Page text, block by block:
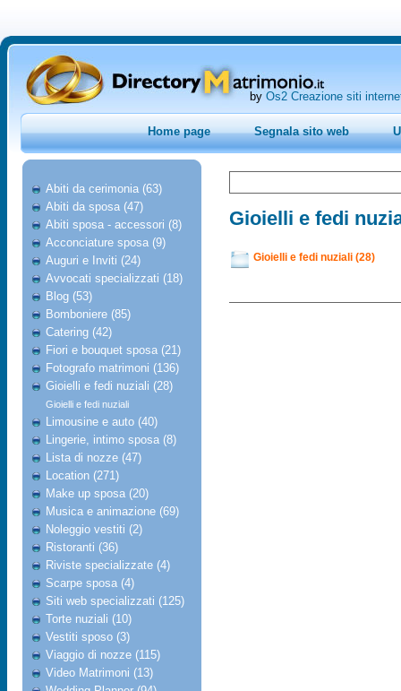
by Os2 Creazione siti
Home page Segnala sito web
Abiti da cerimonia (63)
Abiti da sposa (47)
Abiti sposa - accessori (8)
Acconciature sposa (9)
Auguri e Inviti (24)
Avvocati specializzati (18)
Blog (53)
Bomboniere (85)
Catering (42)
Fiori e bouquet sposa (21)
Fotografo matrimoni (136)
Gioielli e fedi nuziali (28)
Gioielli e fedi nuziali
Limousine e auto (40)
Lingerie, intimo sposa (8)
Lista di nozze (47)
Location (271)
Make up sposa (20)
Musica e animazione (69)
Noleggio vestiti (2)
Ristoranti (36)
Riviste specializzate (4)
Scarpe sposa (4)
Siti web specializzati (125)
Torte nuziali (10)
Vestiti sposo (3)
Viaggio di nozze (115)
Video Matrimoni (13)
Gioielli e fedi
Gioielli e fedi nuziali (28)